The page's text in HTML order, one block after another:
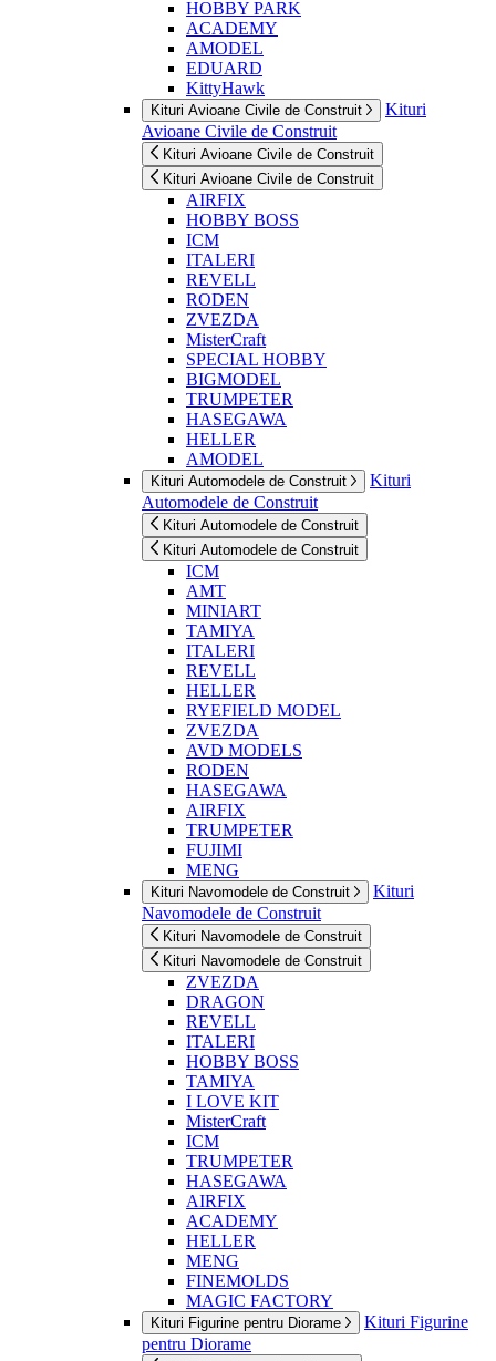
HOBBY PARK
ACADEMY
AMODEL
EDUARD
KittyHawk
Kituri Avioane Civile de Construit
Kituri
Avioane Civile de Construit
Kituri Avioane Civile de Construit
Kituri Avioane Civile de Construit
AIRFIX
HOBBY BOSS
ICM
ITALERI
REVELL
RODEN
ZVEZDA
MisterCraft
SPECIAL HOBBY
BIGMODEL
TRUMPETER
HASEGAWA
HELLER
AMODEL
Kituri Automodele de Construit
Kituri
Automodele de Construit
Kituri Automodele de Construit
Kituri Automodele de Construit
ICM
AMT
MINIART
TAMIYA
ITALERI
REVELL
HELLER
RYEFIELD MODEL
ZVEZDA
AVD MODELS
RODEN
HASEGAWA
AIRFIX
TRUMPETER
FUJIMI
MENG
Kituri Navomodele de Construit
Kituri
Navomodele de Construit
Kituri Navomodele de Construit
Kituri Navomodele de Construit
ZVEZDA
DRAGON
REVELL
ITALERI
HOBBY BOSS
TAMIYA
I LOVE KIT
MisterCraft
ICM
TRUMPETER
HASEGAWA
AIRFIX
ACADEMY
HELLER
MENG
FINEMOLDS
MAGIC FACTORY
Kituri Figurine pentru Diorame
Kituri Figurine
pentru Diorame